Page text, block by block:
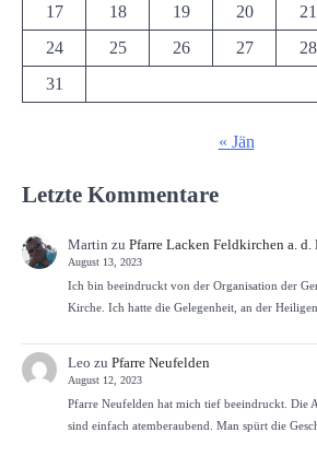
17
18 19 20 21
24
25 26 27 28
31
« Jän
Letzte Kommentare
Martin zu Pfarre Lacken Feldkirchen a. d.
August 13, 2023
Ich bin beeindruckt von der Organisation der
Kirche. Ich hatte die Gelegenheit, an der
Leo zu Pfarre Neufelden
August 12, 2023
Pfarre Neufelden hat mich tief beeindruckt. Die
sind einfach atemberaubend. Man spürt die